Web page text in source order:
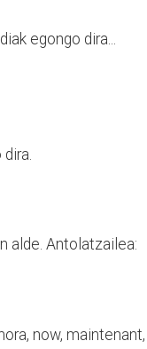
egongo dira...
alde. Antolatzailea:
now, maintenant,